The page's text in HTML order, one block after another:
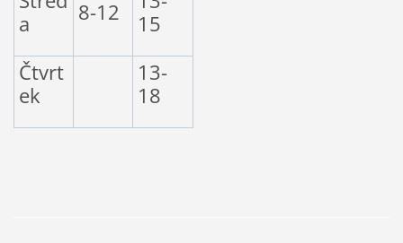
a
8-12
15
Čtvrt
ek
13-
18